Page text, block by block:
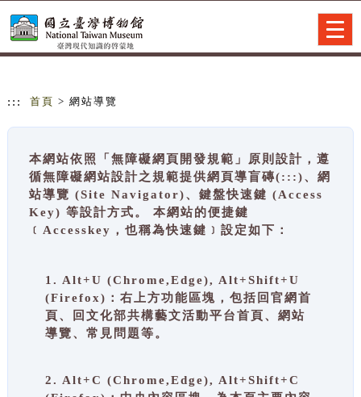
::: 首頁 > 網站導覽
本網站依照「無障礙網頁開發規範」原則設計，遵
循無障礙網站設計之規範提供網頁導盲磚(:::)、網
站導覽 (Site Navigator)、鍵盤快速鍵 (Access
Key) 等設計方式。 本網站的便捷鍵
﹝Accesskey，也稱為快速鍵﹞設定如下：
1. Alt+U (Chrome,Edge), Alt+Shift+U
(Firefox)：右上方功能區塊，包括回官網首
頁、回文化部共構藝文活動平台首頁、網站
導覽、常見問題等。
2. Alt+C (Chrome,Edge), Alt+Shift+C